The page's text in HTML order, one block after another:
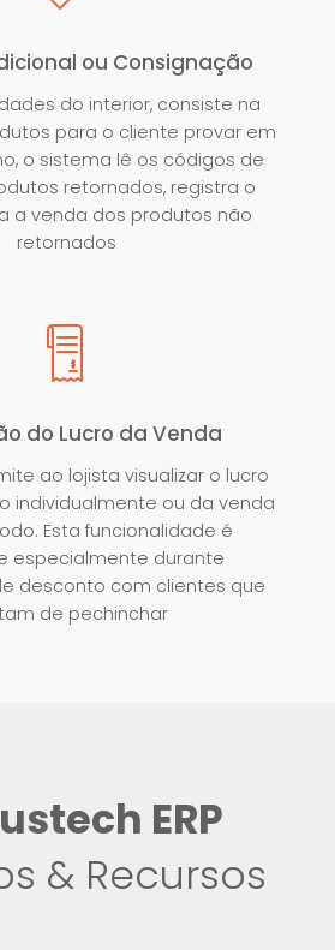
ou Consignação
do interior, consiste na
para o cliente provar em
o sistema lê os códigos de
retornados, registra o
a venda dos produtos não
retornados
do Lucro da Venda
ao lojista visualizar o lucro
individualmente ou da venda
Esta funcionalidade é
especialmente durante
desconto com clientes que
de pechinchar
ERP
& Recursos